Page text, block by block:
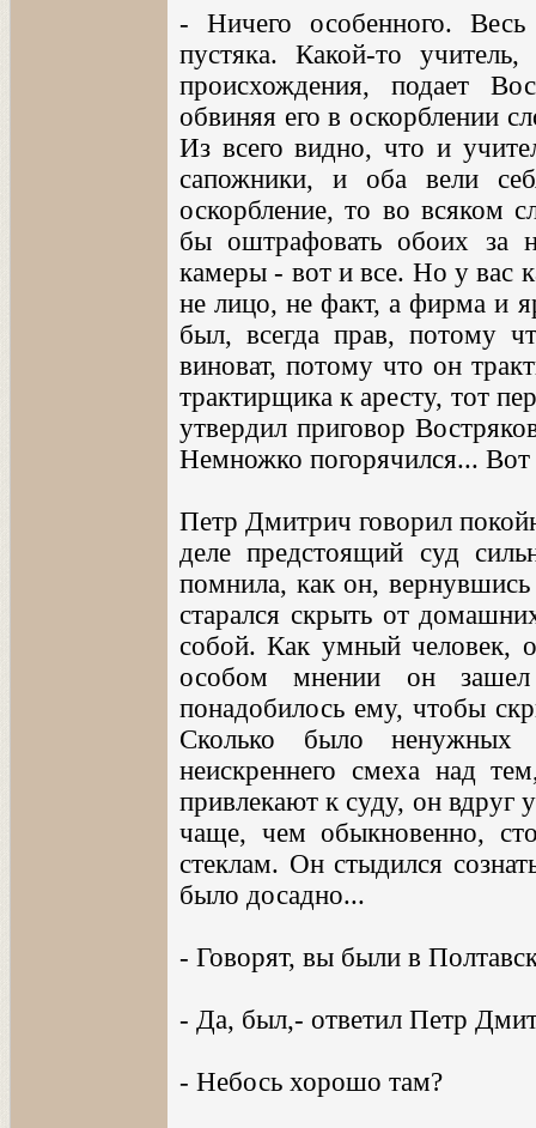
- Ничего особенного. Весь
пустяка. Какой-то учитель,
происхождения, подает
обвиняя его в оскорблении
Из всего видно, что и
сапожники, и оба вели
оскорбление, то во всяком
бы оштрафовать обоих за
камеры - вот и все. Но у вас
не лицо, не факт, а фирма и
был, всегда прав, потому
виноват, потому что он
трактирщика к аресту, тот
утвердил приговор
Немножко погорячился... Вот
Петр Дмитрич говорил
деле предстоящий суд
помнила, как он, вернувшись
старался скрыть от
собой. Как умный человек,
особом мнении он
понадобилось ему, чтобы
Сколько было ненужных
неискреннего смеха над
привлекают к суду, он вдруг
чаще, чем обыкновенно,
стеклам. Он стыдился
было досадно...
- Говорят, вы были в
- Да, был,- ответил Петр
- Небось хорошо там?